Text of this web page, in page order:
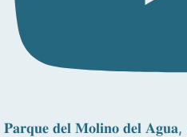
𝐏𝐚𝐫𝐪𝐮𝐞 𝐝𝐞𝐥 𝐌𝐨𝐥𝐢𝐧𝐨 𝐝𝐞𝐥